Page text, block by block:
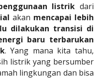
listrik dari
akan mencapai lebih
dilakukan transisi di
baru terbarukan
. Yang mana kita tahu,
listrik yang bersumber
lingkungan dan bisa